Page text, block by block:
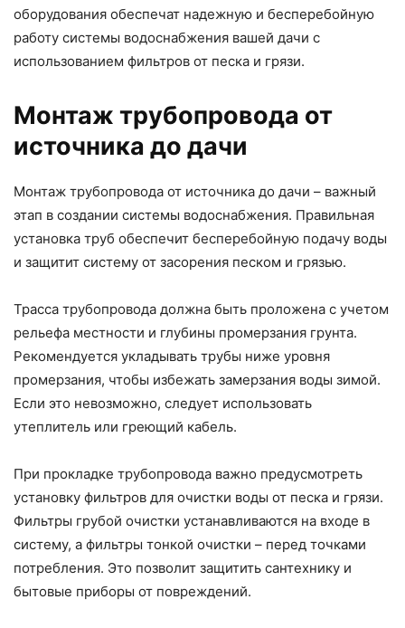
оборудования обеспечат надежную и бесперебойную
работу системы водоснабжения вашей дачи с
использованием фильтров от песка и грязи.
Монтаж трубопровода от
источника до дачи
Монтаж трубопровода от источника до дачи – важный
этап в создании системы водоснабжения. Правильная
установка труб обеспечит бесперебойную подачу воды
и защитит систему от засорения песком и грязью.
Трасса трубопровода должна быть проложена с учетом
рельефа местности и глубины промерзания грунта.
Рекомендуется укладывать трубы ниже уровня
промерзания, чтобы избежать замерзания воды зимой.
Если это невозможно, следует использовать
утеплитель или греющий кабель.
При прокладке трубопровода важно предусмотреть
установку фильтров для очистки воды от песка и грязи.
Фильтры грубой очистки устанавливаются на входе в
систему, а фильтры тонкой очистки – перед точками
потребления. Это позволит защитить сантехнику и
бытовые приборы от повреждений.